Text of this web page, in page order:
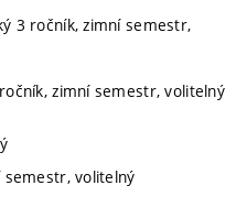
3 ročník, zimní semestr,
zimní semestr, volitelný
semestr, volitelný